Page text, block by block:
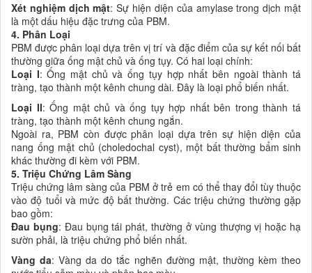
Xét nghiệm dịch mật: Sự hiện diện của amylase trong dịch mật
là một dấu hiệu đặc trưng của PBM.
4. Phân Loại
PBM được phân loại dựa trên vị trí và đặc điểm của sự kết nối bất
thường giữa ống mật chủ và ống tụy. Có hai loại chính:
Loại I: Ống mật chủ và ống tụy hợp nhất bên ngoài thành tá
tràng, tạo thành một kênh chung dài. Đây là loại phổ biến nhất.
Loại II: Ống mật chủ và ống tụy hợp nhất bên trong thành tá
tràng, tạo thành một kênh chung ngắn.
Ngoài ra, PBM còn được phân loại dựa trên sự hiện diện của
nang ống mật chủ (choledochal cyst), một bất thường bẩm sinh
khác thường đi kèm với PBM.
5. Triệu Chứng Lâm Sàng
Triệu chứng lâm sàng của PBM ở trẻ em có thể thay đổi tùy thuộc
vào độ tuổi và mức độ bất thường. Các triệu chứng thường gặp
bao gồm:
Đau bụng: Đau bụng tái phát, thường ở vùng thượng vị hoặc hạ
sườn phải, là triệu chứng phổ biến nhất.
Vàng da: Vàng da do tắc nghẽn đường mật, thường kèm theo